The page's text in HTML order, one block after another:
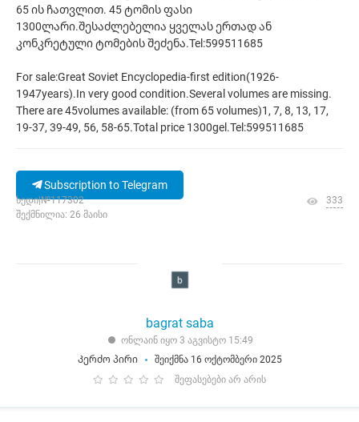
65 ის ჩათვლით. 45 ტომის ფასი
1300ლარი.შესაძლებელია ყველას ერთად ან
კონკრეტული ტომების შეძენა.Tel:599511685
For sale:Great Soviet Encyclopedia-first edition(1926-
1947years).In very good condition.Several volumes are missing.
There are 45volumes available: (from 65 volumes)1, 7, 8, 13, 17,
19-37, 39-49, 56, 58-65.Total price 1300gel.Tel:599511685
Subscription to Telegram
ხედი|№117302
შექმნილია: 26 მაისი
333
bagrat saba
ონლაინ იყო 3 აგვისტო 15:49
Კერძო პირი
შეიქმნა 16 ოქტომბერი 2025
შეფასებები არ არის